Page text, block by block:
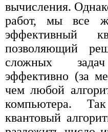
вычисления.
работ, мы все
эффективный
позволяющий
сложных
эффективно (за
чем любой
компьютера.
квантовый